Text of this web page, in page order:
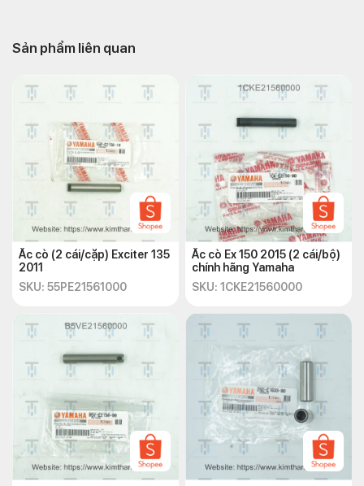
Sản phẩm liên quan
Ắc cò (2 cái/cặp) Exciter 135
2011
SKU: 55PE21561000
Ắc cò Ex 150 2015 (2 cái/bộ)
chính hãng Yamaha
SKU: 1CKE21560000